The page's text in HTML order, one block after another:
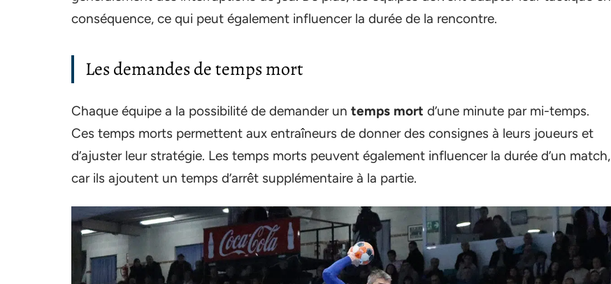
conséquence, ce qui peut également influencer la durée de la rencontre.
Les demandes de temps mort
Chaque équipe a la possibilité de demander un temps mort d’une minute par mi-temps.
Ces temps morts permettent aux entraîneurs de donner des consignes à leurs joueurs et
d’ajuster leur stratégie. Les temps morts peuvent également influencer la durée d’un match,
car ils ajoutent un temps d’arrêt supplémentaire à la partie.